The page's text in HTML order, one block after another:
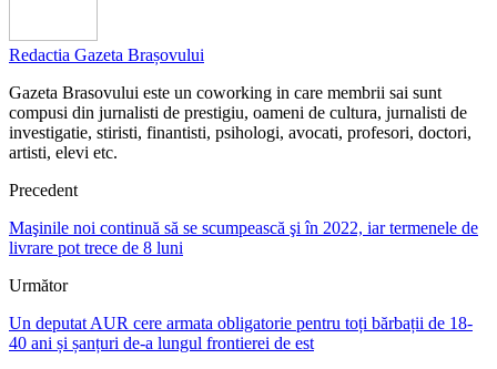
Redactia Gazeta Brașovului
Gazeta Brasovului este un coworking in care membrii sai sunt
compusi din jurnalisti de prestigiu, oameni de cultura, jurnalisti de
investigatie, stiristi, finantisti, psihologi, avocati, profesori, doctori,
artisti, elevi etc.
Precedent
Maşinile noi continuă să se scumpească şi în 2022, iar termenele de
livrare pot trece de 8 luni
Următor
Un deputat AUR cere armata obligatorie pentru toți bărbații de 18-
40 ani și șanțuri de-a lungul frontierei de est